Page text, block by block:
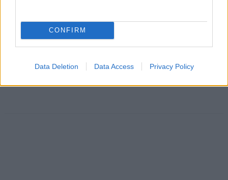
CONFIRM
Data Deletion Data Access Privacy Policy